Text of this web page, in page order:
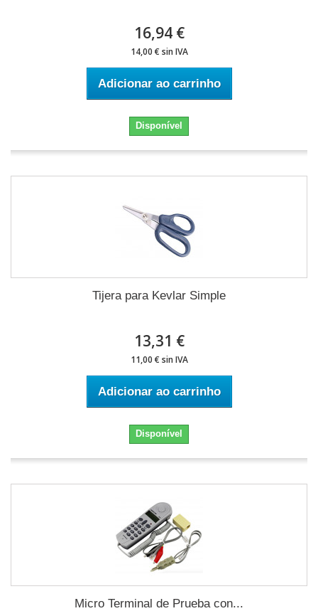
16,94 €
14,00 € sin IVA
Adicionar ao carrinho
Disponível
Tijera para Kevlar Simple
13,31 €
11,00 € sin IVA
Adicionar ao carrinho
Disponível
Micro Terminal de Prueba con...